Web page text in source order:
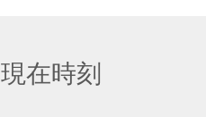
現在時刻